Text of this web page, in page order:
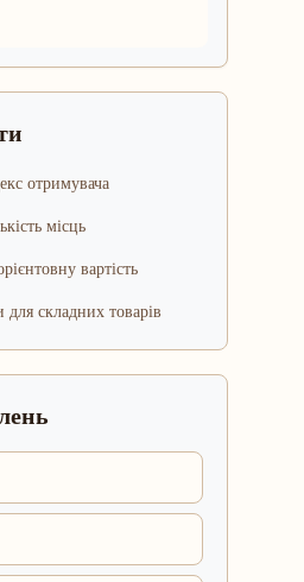
отримувача
місць
вартість
складних товарів